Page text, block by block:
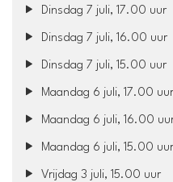
Dinsdag 7 juli, 17.00 uur
Dinsdag 7 juli, 16.00 uur
Dinsdag 7 juli, 15.00 uur
Maandag 6 juli, 17.00 uur
Maandag 6 juli, 16.00
Maandag 6 juli, 15.00 uur
Vrijdag 3 juli, 15.00 uur